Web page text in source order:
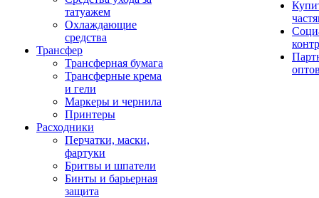
татуажем
Охлаждающие
средства
Трансфер
Трансферная бумага
Трансферные крема
и гели
Маркеры и чернила
Принтеры
Расходники
Перчатки, маски,
фартуки
Бритвы и шпатели
Бинты и барьерная
защита